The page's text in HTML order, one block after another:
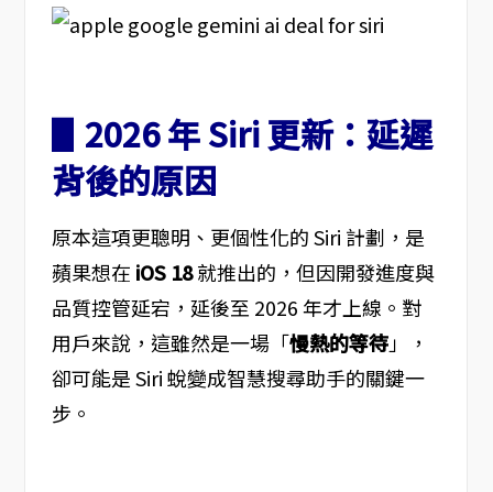
▋2026 年 Siri 更新：延遲
背後的原因
原本這項更聰明、更個性化的 Siri 計劃，是
蘋果想在 iOS 18就推出的，但因開發進度與
品質控管延宕，延後至 2026 年才上線。對
用戶來說，這雖然是一場「慢熱的等待」，
卻可能是 Siri 蛻變成智慧搜尋助手的關鍵一
步。